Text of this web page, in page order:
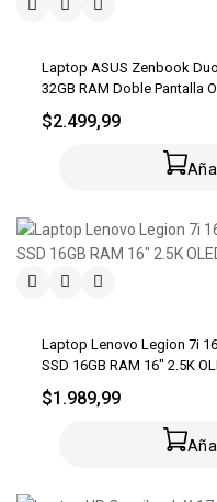
Laptop ASUS Zenbook Duo
32GB RAM Doble Pantalla
$2.499,99
Laptop Lenovo Legion 7i
SSD 16GB RAM 16″ 2.5K
$1.989,99